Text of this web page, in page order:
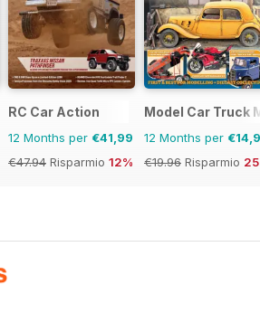
RC Car Action
12 Months per €41,99
€47.94 Risparmio 12%
Model Car Truck
12 Months per
€19.96 Risparmio